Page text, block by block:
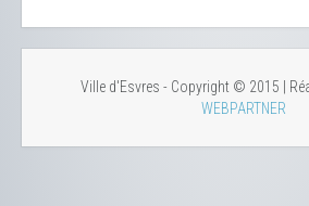
Ville d'Esvres - Copyright © 2015 |
WEBPARTNER